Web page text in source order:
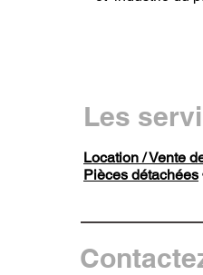
Les
Location / Vente
Pièces détachées